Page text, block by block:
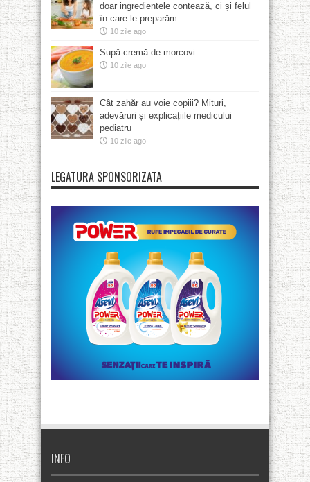
doar ingredientele contează, ci și felul
în care le preparăm
10 zile ago
Supă-cremă de morcovi
10 zile ago
Cât zahăr au voie copiii? Mituri,
adevăruri și explicațiile medicului
pediatru
10 zile ago
LEGATURA SPONSORIZATA
INFO